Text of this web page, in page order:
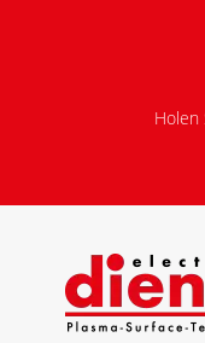
Holen